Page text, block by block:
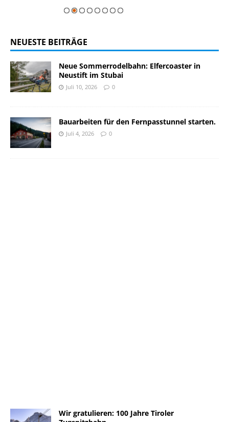
NEUESTE BEITRÄGE
Neue Sommerrodelbahn: Elfercoaster in
Neustift im Stubai
Juli 10, 2026 0
Bauarbeiten für den Fernpasstunnel starten.
Juli 4, 2026 0
Wir gratulieren: 100 Jahre Tiroler